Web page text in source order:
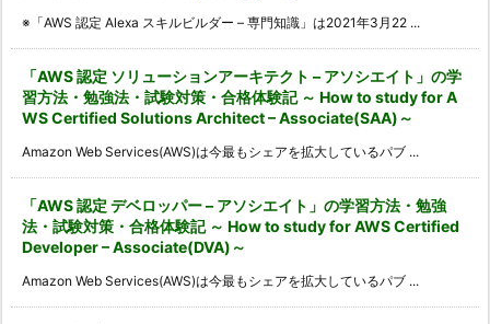
※「AWS 認定 Alexa スキルビルダー – 専門知識」は2021年3月22 ...
「AWS 認定 ソリューションアーキテクト – アソシエイト」の学
習方法・勉強法・試験対策・合格体験記 ～ How to study for A
WS Certified Solutions Architect – Associate(SAA)～
Amazon Web Services(AWS)は今最もシェアを拡大しているパブ ...
「AWS 認定 デベロッパー – アソシエイト」の学習方法・勉強
法・試験対策・合格体験記 ～ How to study for AWS Certified
Developer – Associate(DVA)～
Amazon Web Services(AWS)は今最もシェアを拡大しているパブ ...